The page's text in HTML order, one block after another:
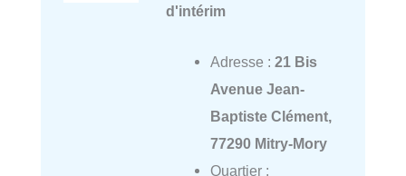
d'intérim
Adresse : 21 Bis
Avenue Jean-
Baptiste Clément,
77290 Mitry-Mory
Quartier :